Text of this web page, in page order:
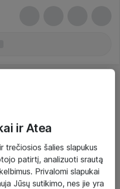
ir Atea
trečiosios šalies slapukus
patirtį, analizuoti srautą
Privalomi slapukai
Jūsų sutikimo, nes jie yra